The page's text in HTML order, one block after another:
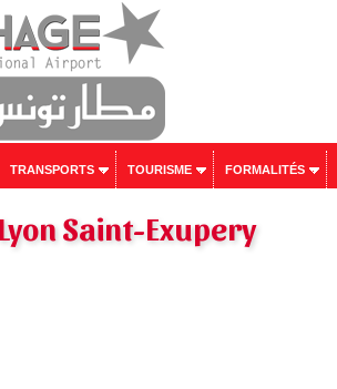
TRANSPORTS TOURISME FORMALITÉS
Saint-Exupery